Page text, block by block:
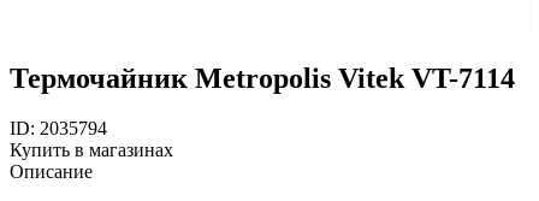
Термочайник Metropolis Vitek VT-7114
ID: 2035794
Купить в магазинах
Описание